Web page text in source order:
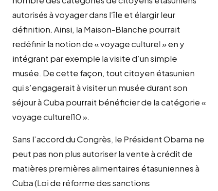
autorisés à voyager dans l’île et élargir leur
définition. Ainsi, la Maison-Blanche pourrait
redéfinir la notion de « voyage culturel » en y
intégrant par exemple la visite d’un simple
musée. De cette façon, tout citoyen étasunien
qui s’engagerait à visiter un musée durant son
séjour à Cuba pourrait bénéficier de la catégorie «
voyage culturel10 ».
Sans l’accord du Congrès, le Président Obama ne
peut pas non plus autoriser la vente à crédit de
matières premières alimentaires étasuniennes à
Cuba (Loi de réforme des sanctions